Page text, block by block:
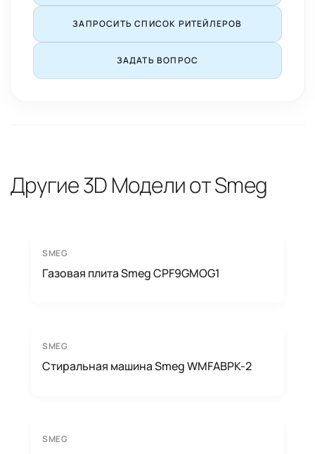
ЗАПРОСИТЬ СПИСОК РИТЕЙЛЕРОВ
ЗАДАТЬ ВОПРОС
Другие 3D Модели от Smeg
SMEG
Газовая плита Smeg CPF9GMOG1
SMEG
Стиральная машина Smeg WMFABPK-2
SMEG